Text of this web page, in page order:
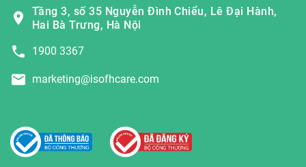
Tầng 3, số 35 Nguyễn Đình Chiểu, Lê Đại Hành,
Hai Bà Trưng, Hà Nội
1900 3367
marketing@isofhcare.com